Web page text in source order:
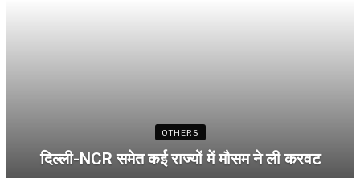
OTHERS
दिल्ली-NCR समेत कई राज्यों में मौसम ने ली करवट